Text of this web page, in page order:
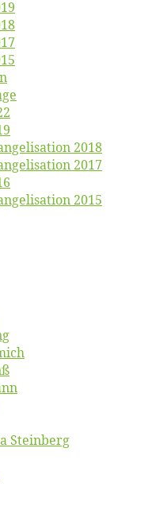
2018
2017
2015
Steinberg